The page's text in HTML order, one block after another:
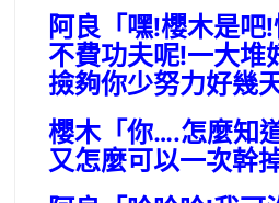
阿良「嘿!櫻木是吧
不費功夫呢!一大堆
撿夠你少努力好幾
櫻木「你….怎麼知
又怎麼可以一次幹